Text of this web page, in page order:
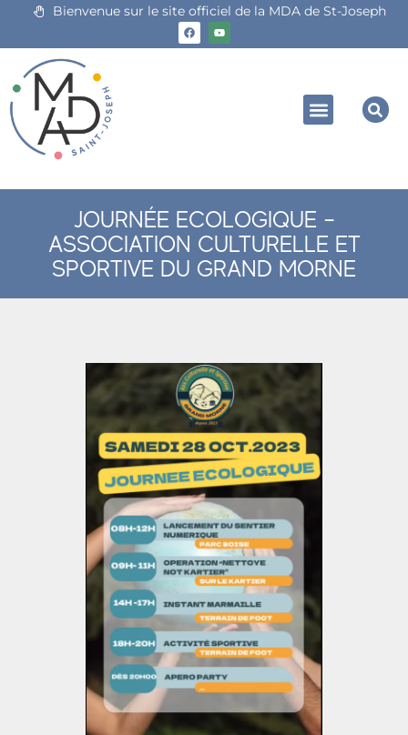
Bienvenue sur le site officiel de la MDA de St-Joseph
JOURNÉE ECOLOGIQUE –
ASSOCIATION CULTURELLE ET
SPORTIVE DU GRAND MORNE